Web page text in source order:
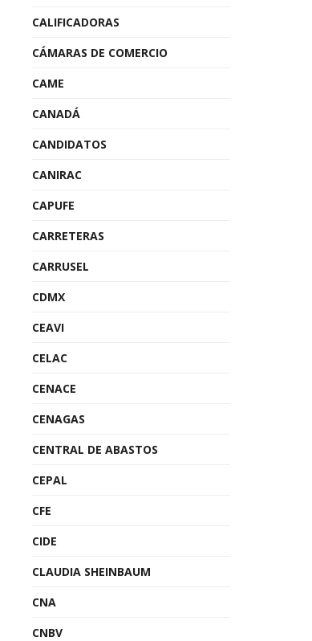
CALIFICADORAS
CÁMARAS DE COMERCIO
CAME
CANADÁ
CANDIDATOS
CANIRAC
CAPUFE
CARRETERAS
CARRUSEL
CDMX
CEAVI
CELAC
CENACE
CENAGAS
CENTRAL DE ABASTOS
CEPAL
CFE
CIDE
CLAUDIA SHEINBAUM
CNA
CNBV